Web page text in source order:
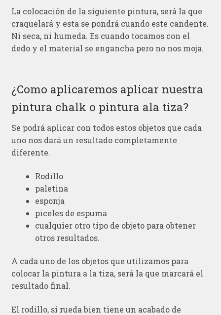
La colocación de la siguiente pintura, será la que
craquelará y esta se pondrá cuando este candente.
Ni seca, ni humeda. Es cuando tocamos con el
dedo y el material se engancha pero no nos moja.
¿Como aplicaremos aplicar nuestra
pintura chalk o pintura ala tiza?
Se podrá aplicar con todos estos objetos que cada
uno nos dará un resultado completamente
diferente.
Rodillo
paletina
esponja
piceles de espuma
cualquier otro tipo de objeto para obtener
otros resultados.
A cada uno de los objetos que utilizamos para
colocar la pintura a la tiza, será la que marcará el
resultado final.
El rodillo, si rueda bien tiene un acabado de